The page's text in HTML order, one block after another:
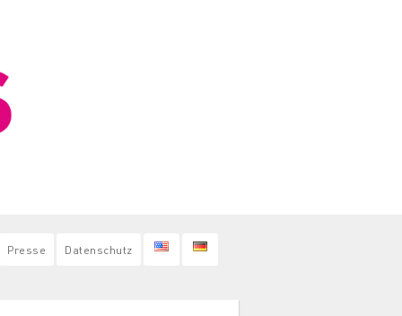
Presse Datenschutz